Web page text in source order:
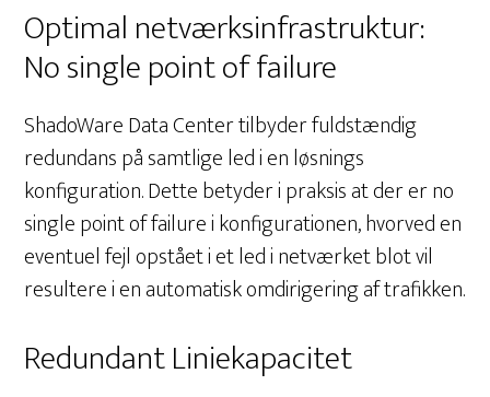
Optimal netværksinfrastruktur:
No single point of failure
ShadoWare Data Center tilbyder fuldstændig
redundans på samtlige led i en løsnings
konfiguration. Dette betyder i praksis at der er no
single point of failure i konfigurationen, hvorved en
eventuel fejl opstået i et led i netværket blot vil
resultere i en automatisk omdirigering af trafikken.
Redundant Liniekapacitet